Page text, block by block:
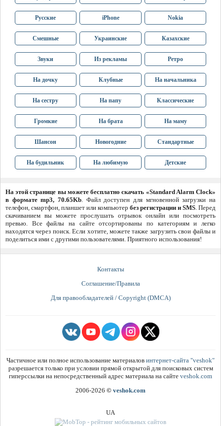
Русские iPhone Nokia
Смешные Украинские Казахские
Звуки Из рекламы Ретро
На дочку Клубные На начальника
На сестру На папу Классические
Громкие На брата На маму
Шансон Новогодние Стандартные
На будильник На любимую Детские
На этой странице вы можете бесплатно скачать «Standard Alarm Clock»
в формате mp3, 70.65Kb. Файл доступен для мгновенной загрузки на
телефон, смартфон, планшет или компьютер без регистрации и SMS. Перед
скачиванием вы можете прослушать отрывок онлайн или посмотреть
превью. Все файлы на сайте отсортированы по категориям и легко
находятся через поиск. Если хотите, можете также загрузить свои файлы и
поделиться ими с другими пользователями. Приятного использования!
Контакты
Соглашение/Правила
Для правообладателей / Copyright (DMCA)
Частичное или полное использование материалов интернет-сайта "veshok"
разрешается только при условии прямой открытой для поисковых систем
гиперссылки на непосредственный адрес материала на сайте veshok.com
2006-2026 © veshok.com
UA